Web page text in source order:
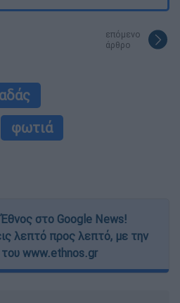
επόμενο
άρθρο
φωτιά
στο Google News!
λεπτό προς λεπτό, με την
www.ethnos.gr